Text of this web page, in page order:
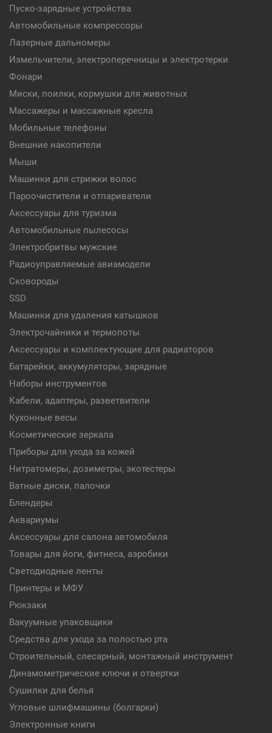
Пуско-зарядные устройства
Автомобильные компрессоры
Лазерные дальномеры
Измельчители, электроперечницы и электротерки
Фонари
Миски, поилки, кормушки для животных
Массажеры и массажные кресла
Мобильные телефоны
Внешние накопители
Мыши
Машинки для стрижки волос
Пароочистители и отпариватели
Аксессуары для туризма
Автомобильные пылесосы
Электробритвы мужские
Радиоуправляемые авиамодели
Сковороды
SSD
Машинки для удаления катышков
Электрочайники и термопоты
Аксессуары и комплектующие для радиаторов
Батарейки, аккумуляторы, зарядные
Наборы инструментов
Кабели, адаптеры, разветвители
Кухонные весы
Косметические зеркала
Приборы для ухода за кожей
Нитратомеры, дозиметры, экотестеры
Ватные диски, палочки
Блендеры
Аквариумы
Аксессуары для салона автомобиля
Товары для йоги, фитнеса, аэробики
Светодиодные ленты
Принтеры и МФУ
Рюкзаки
Вакуумные упаковщики
Средства для ухода за полостью рта
Строительный, слесарный, монтажный инструмент
Динамометрические ключи и отвертки
Сушилки для белья
Угловые шлифмашины (болгарки)
Электронные книги